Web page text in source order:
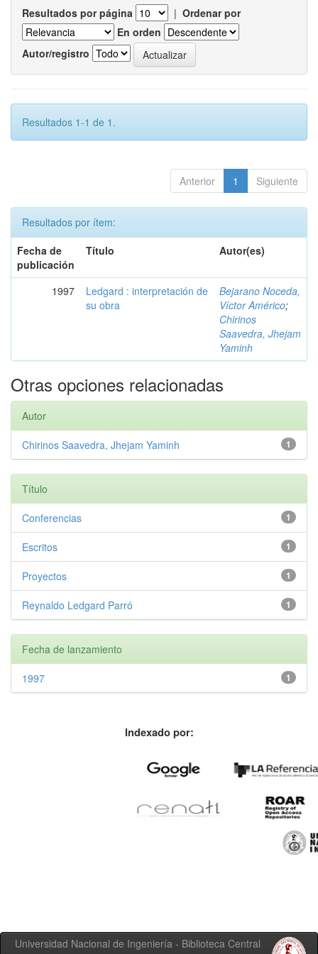
Resultados por página | Ordenar por
En orden
Autor/registro
Resultados 1-1 de 1.
Anterior 1 Siguiente
Resultados por ítem:
Fecha de
publicación
Título Autor(es)
1997
Ledgard : interpretación de
su obra
Bejarano Noceda,
Víctor Américo;
Chirinos
Saavedra, Jhejam
Yaminh
Otras opciones relacionadas
Autor
1
Chirinos Saavedra, Jhejam Yaminh
Título
1
Conferencias
1
Escritos
1
Proyectos
1
Reynaldo Ledgard Parró
Fecha de lanzamiento
1
1997
Indexado por:
Universidad Nacional de Ingeniería - Biblioteca Central